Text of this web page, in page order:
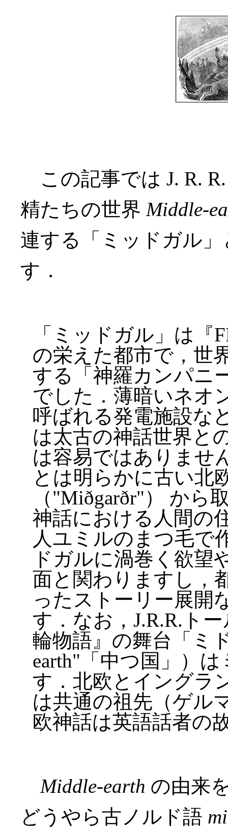
この記事では J. R.
精たちの世界 Middle-
連する「ミッドガル
す．
「ミッドガル」は
の栄えた都市で，世
する「神羅カンパニ
でした．薄暗いネオ
呼ばれる発電施設な
は太古の神話世界と
は容易ではありませ
とは明らかに古い北
（"Miðgarðr"） から
神話における人間の
人ユミルのまつ毛で
ドガルに渦巻く欲望
面と関わりますし，
ったストーリー展開
す．なお，J.R.R.ト
輪物語』の舞台「ミ
earth"「中つ国」）
す．北欧とイングラ
は共通の祖先（ゲル
欧神話は英語話者の
Middle-earth の由来
どうやら古ノルド語